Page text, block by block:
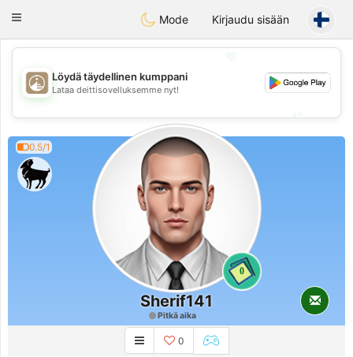
Bahebik
Toggle
Mode Kirjaudu sisään
💖
💕
Löydä täydellinen kumppani
Lataa deittisovelluksemme nyt!
0.5/1
0
Sherif141
Pitkä aika
0